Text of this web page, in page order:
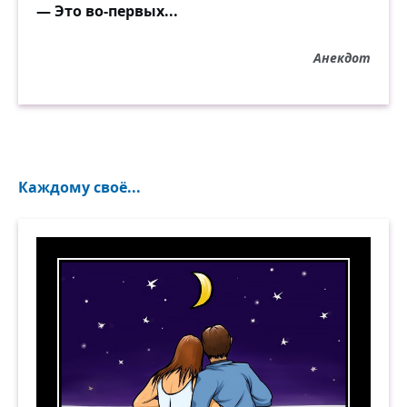
— Это во-первых...
Анекдот
Каждому своё...